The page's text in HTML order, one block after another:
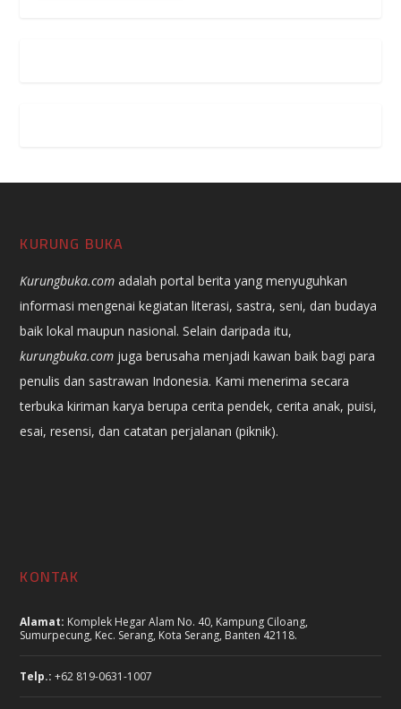
KURUNG BUKA
Kurungbuka.com adalah portal berita yang menyuguhkan
informasi mengenai kegiatan literasi, sastra, seni, dan budaya
baik lokal maupun nasional. Selain daripada itu,
kurungbuka.com juga berusaha menjadi kawan baik bagi para
penulis dan sastrawan Indonesia. Kami menerima secara
terbuka kiriman karya berupa cerita pendek, cerita anak, puisi,
esai, resensi, dan catatan perjalanan (piknik).
KONTAK
Alamat: Komplek Hegar Alam No. 40, Kampung Ciloang,
Sumurpecung, Kec. Serang, Kota Serang, Banten 42118.
Telp.: +62 819-0631-1007